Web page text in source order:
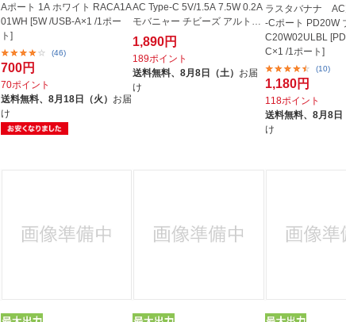
Aポート 1A ホワイト RACA1A
01WH [5W /USB-A×1 /1ポー
ト]
(46)
700円
70ポイント
送料無料、 8月18日（火） お届
け
AC Type-C 5V/1.5A 7.5W 0.2A
モバニャー チビーズ アルト
R...
1,890円
189ポイント
送料無料、8月8日（土） お届
け
ラスタバナナ AC
-Cポート PD20W
C20W02ULBL
C×1 /1ポート]
(10)
1,180円
118ポイント
送料無料、 8月8日
け